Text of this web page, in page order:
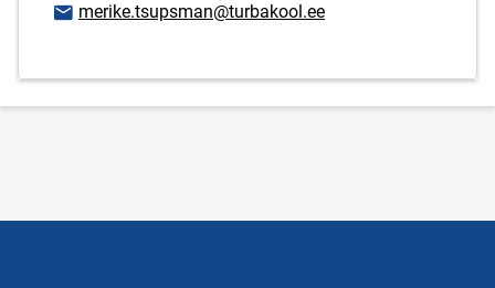
E-mail адрес
merike.tsupsman@turbakool.ee